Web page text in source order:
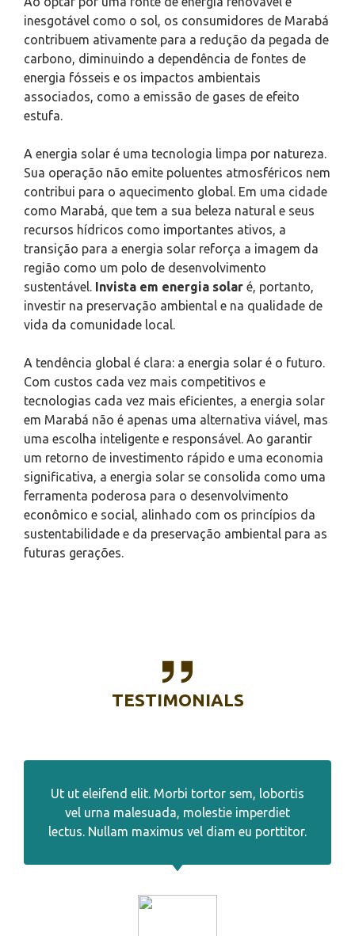
inesgotável como o sol, os consumidores de Marabá
contribuem ativamente para a redução da pegada de
carbono, diminuindo a dependência de fontes de
energia fósseis e os impactos ambientais
associados, como a emissão de gases de efeito
estufa.
A energia solar é uma tecnologia limpa por natureza.
Sua operação não emite poluentes atmosféricos nem
contribui para o aquecimento global. Em uma cidade
como Marabá, que tem a sua beleza natural e seus
recursos hídricos como importantes ativos, a
transição para a energia solar reforça a imagem da
região como um polo de desenvolvimento
sustentável. Invista em energia solar é, portanto,
investir na preservação ambiental e na qualidade de
vida da comunidade local.
A tendência global é clara: a energia solar é o futuro.
Com custos cada vez mais competitivos e
tecnologias cada vez mais eficientes, a energia solar
em Marabá não é apenas uma alternativa viável, mas
uma escolha inteligente e responsável. Ao garantir
um retorno de investimento rápido e uma economia
significativa, a energia solar se consolida como uma
ferramenta poderosa para o desenvolvimento
econômico e social, alinhado com os princípios da
sustentabilidade e da preservação ambiental para as
futuras gerações.
TESTIMONIALS
Ut ut eleifend elit. Morbi tortor sem, lobortis
vel urna malesuada, molestie imperdiet
lectus. Nullam maximus vel diam eu porttitor.